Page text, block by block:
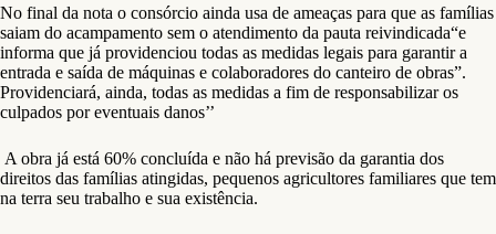
No final da nota o consórcio ainda usa de ameaças para que as famílias
saiam do acampamento sem o atendimento da pauta reivindicada“e
informa que já providenciou todas as medidas legais para garantir a
entrada e saída de máquinas e colaboradores do canteiro de obras”.
Providenciará, ainda, todas as medidas a fim de responsabilizar os
culpados por eventuais danos’’
A obra já está 60% concluída e não há previsão da garantia dos
direitos das famílias atingidas, pequenos agricultores familiares que tem
na terra seu trabalho e sua existência.